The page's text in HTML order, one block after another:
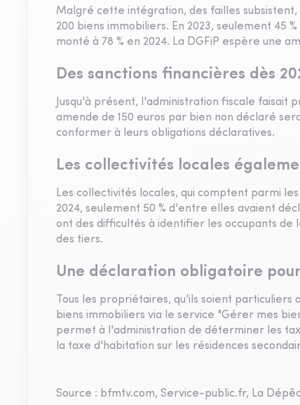
Malgré cette intégration, des failles
200 biens immobiliers. En 2023, seulement 45
monté à 78 % en 2024. La DGFiP espère une
Des sanctions financières dès
Jusqu'à présent, l'administration fiscale faisait
amende de 150 euros par bien non déclaré
conformer à leurs obligations déclaratives.
Les collectivités locales
Les collectivités locales, qui comptent parmi
2024, seulement 50 % d'entre elles avaient
ont des difficultés à identifier les occupants de
des tiers.
Une déclaration obligatoire
Tous les propriétaires, qu'ils soient
biens immobiliers via le service "Gérer mes
permet à l'administration de déterminer les
la taxe d'habitation sur les résidences
Source : bfmtv.com, Service-public.fr, La